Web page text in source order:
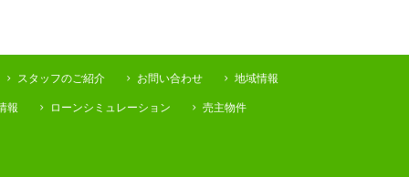
スタッフのご紹介 お問い合わせ 地域情報
報 ローンシミュレーション 売主物件